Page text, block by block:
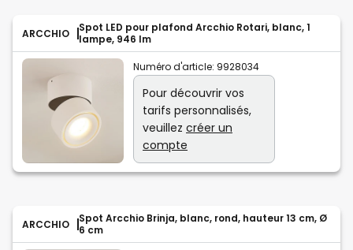
ARCCHIO
Spot LED pour plafond Arcchio Rotari, blanc, 1
lampe, 946 lm
Numéro d'article: 9928034
Pour découvrir vos
tarifs personnalisés,
veuillez créer un
compte
ARCCHIO
Spot Arcchio Brinja, blanc, rond, hauteur 13 cm, Ø
6 cm